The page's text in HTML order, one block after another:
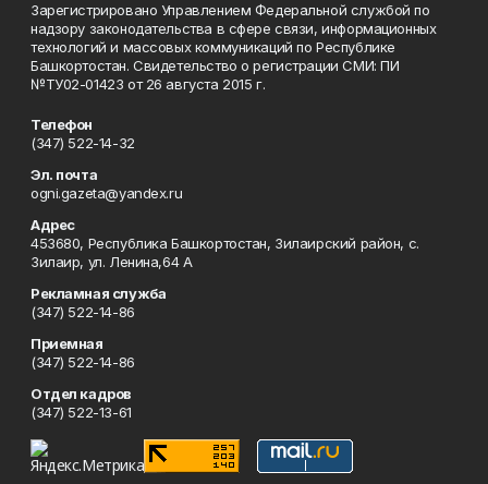
Зарегистрировано Управлением Федеральной службой по
надзору законодательства в сфере связи, информационных
технологий и массовых коммуникаций по Республике
Башкортостан. Свидетельство о регистрации СМИ: ПИ
№ТУ02-01423 от 26 августа 2015 г.
Телефон
(347) 522-14-32
Эл. почта
ogni.gazeta@yandex.ru
Адрес
453680, Республика Башкортостан, Зилаирский район, с.
Зилаир, ул. Ленина,64 А
Рекламная служба
(347) 522-14-86
Приемная
(347) 522-14-86
Отдел кадров
(347) 522-13-61